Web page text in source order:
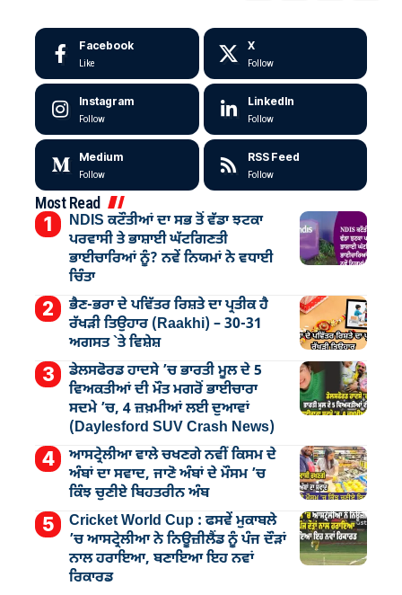
Facebook
Like
X
Follow
Instagram
Follow
LinkedIn
Follow
Medium
Follow
RSS Feed
Follow
Most Read
NDIS ਕਟੌਤੀਆਂ ਦਾ ਸਭ ਤੋਂ ਵੱਡਾ ਝਟਕਾ
ਪਰਵਾਸੀ ਤੇ ਭਾਸ਼ਾਈ ਘੱਟਗਿਣਤੀ
ਭਾਈਚਾਰਿਆਂ ਨੂੰ? ਨਵੇਂ ਨਿਯਮਾਂ ਨੇ ਵਧਾਈ
ਚਿੰਤਾ
ਭੈਣ-ਭਰਾ ਦੇ ਪਵਿੱਤਰ ਰਿਸ਼ਤੇ ਦਾ ਪ੍ਰਤੀਕ ਹੈ
ਰੱਖੜੀ ਤਿਉਹਾਰ (Raakhi) – 30-31
ਅਗਸਤ `ਤੇ ਵਿਸ਼ੇਸ਼
ਡੇਲਸਫੋਰਡ ਹਾਦਸੇ ’ਚ ਭਾਰਤੀ ਮੂਲ ਦੇ 5
ਵਿਅਕਤੀਆਂ ਦੀ ਮੌਤ ਮਗਰੋਂ ਭਾਈਚਾਰਾ
ਸਦਮੇ ’ਚ, 4 ਜ਼ਖ਼ਮੀਆਂ ਲਈ ਦੁਆਵਾਂ
(Daylesford SUV Crash News)
ਆਸਟ੍ਰੇਲੀਆ ਵਾਲੇ ਚਖਣਗੇ ਨਵੀਂ ਕਿਸਮ ਦੇ
ਅੰਬਾਂ ਦਾ ਸਵਾਦ, ਜਾਣੋ ਅੰਬਾਂ ਦੇ ਮੌਸਮ ’ਚ
ਕਿੰਝ ਚੁਣੀਏ ਬਿਹਤਰੀਨ ਅੰਬ
Cricket World Cup : ਫਸਵੇਂ ਮੁਕਾਬਲੇ
’ਚ ਆਸਟ੍ਰੇਲੀਆ ਨੇ ਨਿਊਜ਼ੀਲੈਂਡ ਨੂੰ ਪੰਜ ਦੌੜਾਂ
ਨਾਲ ਹਰਾਇਆ, ਬਣਾਇਆ ਇਹ ਨਵਾਂ
ਰਿਕਾਰਡ